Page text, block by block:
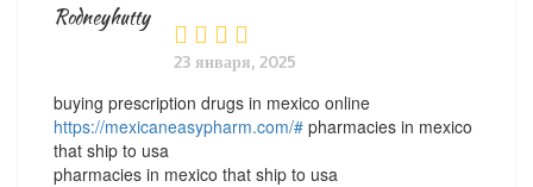
Rodneyhutty
23 января, 2025
buying prescription drugs in mexico online
https://mexicaneasypharm.com/# pharmacies in mexico
that ship to usa
pharmacies in mexico that ship to usa